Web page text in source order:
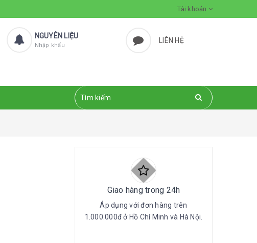
Tài khoản
NGUYÊN LIỆU
Nhập khẩu
LIÊN HỆ
Giao hàng trong 24h
Áp dụng với đơn hàng trên
1.000.000đ ở Hồ Chí Minh và Hà Nội.